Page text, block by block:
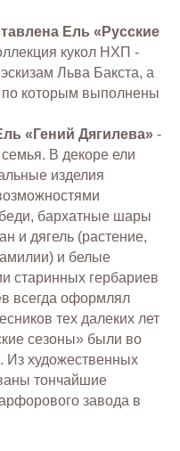
Ель «Русские
кукол НХП -
Льва Бакста, а
по которым выполнены
«Гений Дягилева» -
В декоре ели
изделия
бархатные шары
и дягель (растение,
и белые
старинных гербариев
всегда оформлял
тех далеких лет
сезоны» были во
Из художественных
тончайшие
завода в